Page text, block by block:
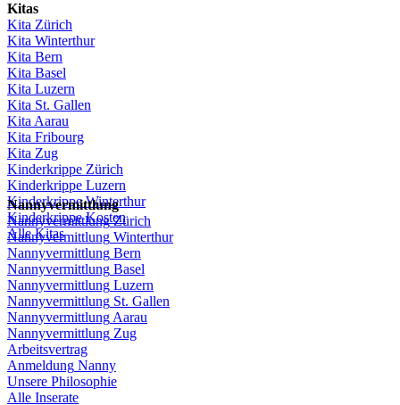
Kitas
Kita Zürich
Kita Winterthur
Kita Bern
Kita Basel
Kita Luzern
Kita St. Gallen
Kita Aarau
Kita Fribourg
Kita Zug
Kinderkrippe Zürich
Kinderkrippe Luzern
KinderkrippeWinterthur
Kinderkrippe Kosten
Alle Kitas
Nannyvermittlung
Nannyvermittlung Zürich
Nannyvermittlung Winterthur
Nannyvermittlung Bern
Nannyvermittlung Basel
Nannyvermittlung Luzern
Nannyvermittlung St. Gallen
Nannyvermittlung Aarau
Nannyvermittlung Zug
Arbeitsvertrag
Anmeldung Nanny
Unsere Philosophie
Alle Inserate